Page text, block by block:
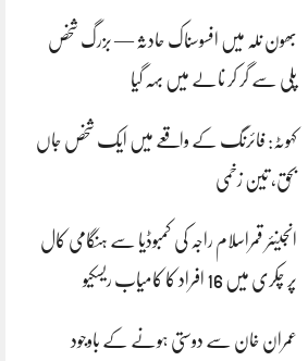
بھون نلہ میں افسوسناک حادثہ — بزرگ شخص
پلی سے گر کر نالے میں بہہ گیا
کہوٹہ: فائرنگ کے واقعے میں ایک شخص جاں
بحق، تین زخمی
انجینئر قمراسلام راجہ کی کمبوڈیا سے ہنگامی کال
پر چکری میں 16 افراد کا کامیاب ریسکیو
عمران خان سے دوستی ہونے کے باوجود